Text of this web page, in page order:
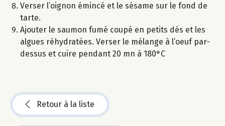
Verser l’oignon émincé et le sésame sur le fond de
tarte.
Ajouter le saumon fumé coupé en petits dés et les
algues réhydratées. Verser le mélange à l’oeuf par-
dessus et cuire pendant 20 mn à 180°C
Retour à la liste